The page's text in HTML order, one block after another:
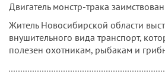
Двигатель монстр-трака
Житель Новосибирской области
внушительного вида транспорт,
полезен охотникам, рыбакам и